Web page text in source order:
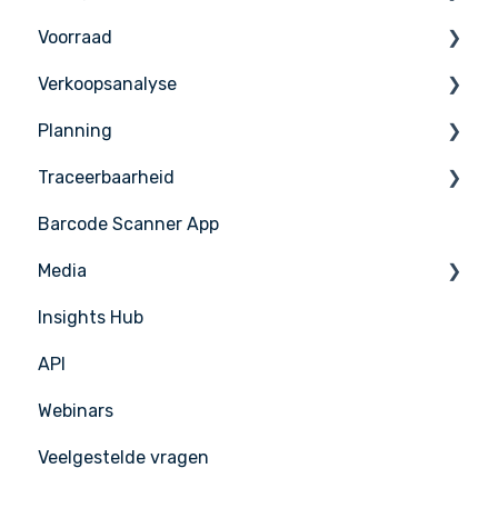
Bestellen
Ontvangen
Leveranciers
Leveranciersintegratie
Voorraad
Inventaris tellen
Voorraad Beheer
Verkoopsanalyse
Verkoop Beheer
PoS Integraties
Planning
Taken & HACCP
Productieplan
Traceerbaarheid
Nicelabel
Barcode Scanner App
Media
Media Management
Insights Hub
API
Webinars
Veelgestelde vragen